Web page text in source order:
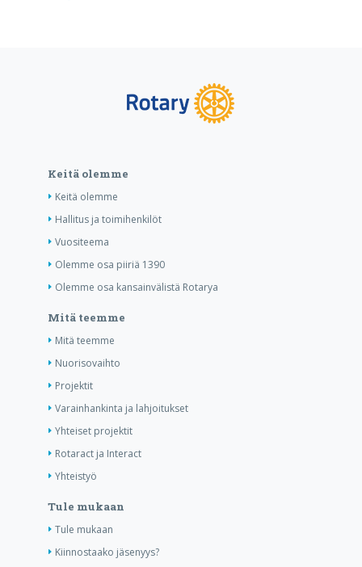
Keitä olemme
Keitä olemme
Hallitus ja toimihenkilöt
Vuositeema
Olemme osa piiriä 1390
Olemme osa kansainvälistä Rotarya
Mitä teemme
Mitä teemme
Nuorisovaihto
Projektit
Varainhankinta ja lahjoitukset
Yhteiset projektit
Rotaract ja Interact
Yhteistyö
Tule mukaan
Tule mukaan
Kiinnostaako jäsenyys?